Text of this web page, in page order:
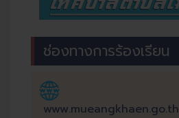
ช่องทางการร้องเรียน
www.mueangkhaen.go.th